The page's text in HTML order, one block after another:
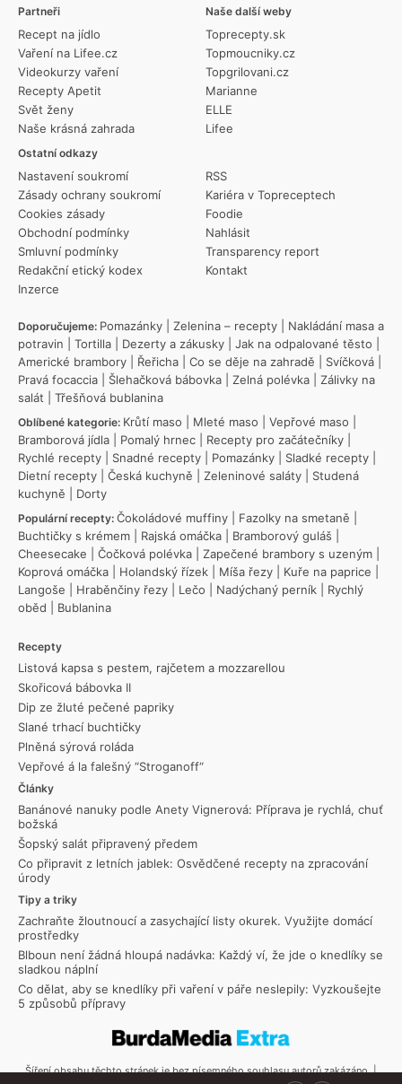
Partneři
Recept na jídlo
Vaření na Lifee.cz
Videokurzy vaření
Recepty Apetit
Svět ženy
Naše krásná zahrada
Ostatní odkazy
Nastavení soukromí
Zásady ochrany soukromí
Cookies zásady
Obchodní podmínky
Smluvní podmínky
Redakční etický kodex
Inzerce
RSS
Kariéra v Topreceptech
Foodie
Nahlásit
Transparency report
Kontakt
Naše další weby
Toprecepty.sk
Topmoucniky.cz
Topgrilovani.cz
Marianne
ELLE
Lifee
Doporučujeme: Pomazánky Zelenina – recepty
Nakládání masa a
potravin
Tortilla Dezerty a zákusky Jak na odpalované těsto
Americké brambory
Řeřicha Co se děje na zahradě Svíčková
Pravá focaccia
Šlehačková bábovka Zelná polévka
Zálivky na
salát
Třešňová bublanina
Oblíbené kategorie: Krůtí maso Mleté maso Vepřové maso
Bramborová jídla
Pomalý hrnec Recepty pro začátečníky
Rychlé recepty
Snadné recepty Pomazánky Sladké recepty
Dietní recepty
Česká kuchyně Zeleninové saláty
Studená
kuchyně
Dorty
Populární recepty: Čokoládové muffiny Fazolky na smetaně
Buchtičky s krémem
Rajská omáčka Bramborový guláš
Cheesecake
Čočková polévka Zapečené brambory s uzeným
Koprová omáčka
Holandský řízek Míša řezy Kuře na paprice
Langoše
Hraběnčiny řezy Lečo Nadýchaný perník
Rychlý
oběd
Bublanina
Recepty
Listová kapsa s pestem, rajčetem a mozzarellou
Skořicová bábovka II
Dip ze žluté pečené papriky
Slané trhací buchtičky
Plněná sýrová roláda
Vepřové á la falešný “Stroganoff“
Články
Banánové nanuky podle Anety Vignerová: Příprava je rychlá, chuť
božská
Šopský salát připravený předem
Co připravit z letních jablek: Osvědčené recepty na zpracování
úrody
Tipy a triky
Zachraňte žloutnoucí a zasychající listy okurek. Využijte domácí
prostředky
Blboun není žádná hloupá nadávka: Každý ví, že jde o knedlíky se
sladkou náplní
Co dělat, aby se knedlíky při vaření v páře neslepily: Vyzkoušejte
5 způsobů přípravy
Šíření obsahu těchto stránek je bez písemného souhlasu autorů zakázáno. |